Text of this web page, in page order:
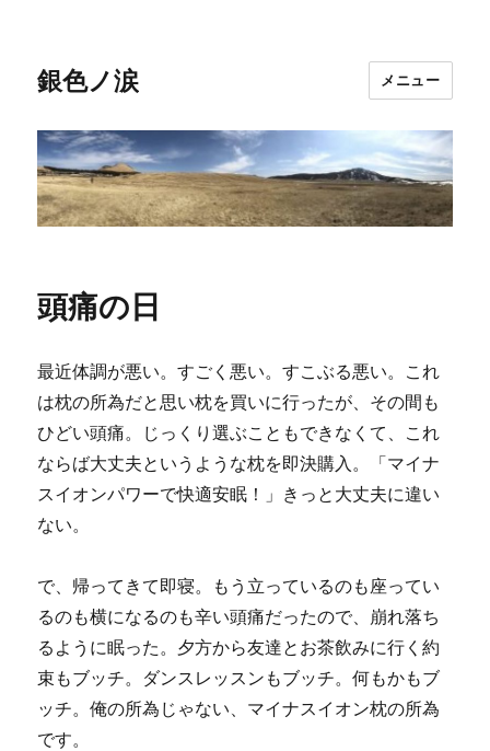
銀色ノ涙 メニュー
頭痛の日
最近体調が悪い。すごく悪い。すこぶる悪い。これ
は枕の所為だと思い枕を買いに行ったが、その間も
ひどい頭痛。じっくり選ぶこともできなくて、これ
ならば大丈夫というような枕を即決購入。「マイナ
スイオンパワーで快適安眠！」きっと大丈夫に違い
ない。
で、帰ってきて即寝。もう立っているのも座ってい
るのも横になるのも辛い頭痛だったので、崩れ落ち
るように眠った。夕方から友達とお茶飲みに行く約
束もブッチ。ダンスレッスンもブッチ。何もかもブ
ッチ。俺の所為じゃない、マイナスイオン枕の所為
です。